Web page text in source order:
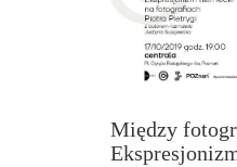
Między